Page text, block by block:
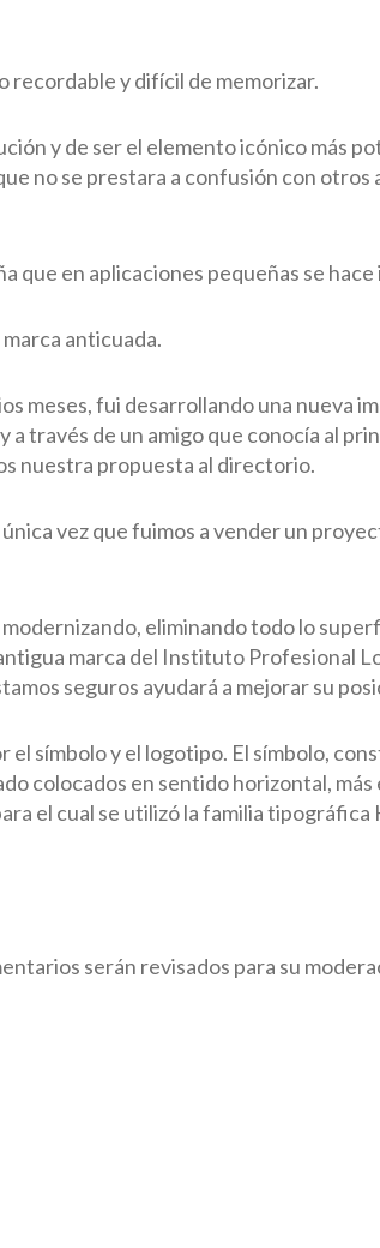
recordable y difícil de memorizar.
y de ser el elemento icónico más
no se prestara a confusión con otros
que en aplicaciones pequeñas se hace
anticuada.
meses, fui desarrollando una nueva
través de un amigo que conocía al
nuestra propuesta al directorio.
vez que fuimos a vender un
eliminando todo lo
marca del Instituto Profesional
seguros ayudará a mejorar su
símbolo y el logotipo. El símbolo,
colocados en sentido horizontal,
el cual se utilizó la familia tipográfica
serán revisados para su